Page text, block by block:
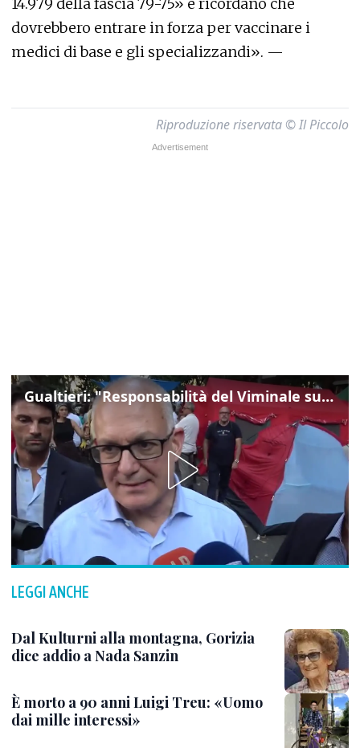
dovrebbero entrare in forza per vaccinare i
medici di base e gli specializzandi». —
Riproduzione riservata © Il Piccolo
Gualtieri: "Responsabilità del Viminale su Spin Time? La posizione dei partiti è nota"
LEGGI ANCHE
Dal Kulturni alla montagna, Gorizia
dice addio a Nada Sanzin
È morto a 90 anni Luigi Treu: «Uomo
dai mille interessi»